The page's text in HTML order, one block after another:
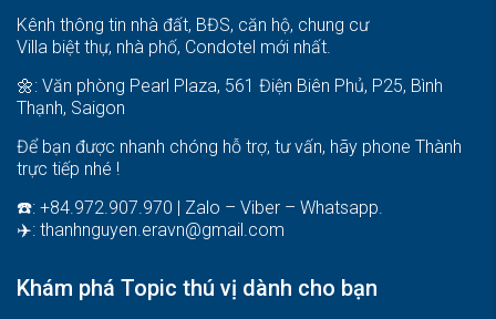
Kênh thông tin nhà đất, BĐS, căn hộ, chung cư
Villa biệt thự, nhà phố, Condotel mới nhất.
🌼: Văn phòng Pearl Plaza, 561 Điện Biên Phủ, P25, Bình
Thạnh, Saigon
Để bạn được nhanh chóng hỗ trợ, tư vấn, hãy phone Thành
trực tiếp nhé !
☎️: +84.972.907.970 | Zalo – Viber – Whatsapp.
✈️: thanhnguyen.eravn@gmail.com
Khám phá Topic thú vị dành cho bạn